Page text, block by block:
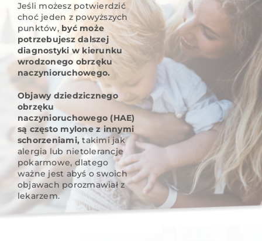
Jeśli możesz potwierdzić
choć jeden z powyższych
punktów, być może
potrzebujesz dalszej
diagnostyki w kierunku
wrodzonego obrzęku
naczynioruchowego.
Objawy dziedzicznego
obrzęku
naczynioruchowego (HAE)
są często mylone z innymi
schorzeniami, takimi jak
alergia lub nietolerancje
pokarmowe, dlatego
ważne jest abyś o swoich
objawach porozmawiał z
lekarzem.